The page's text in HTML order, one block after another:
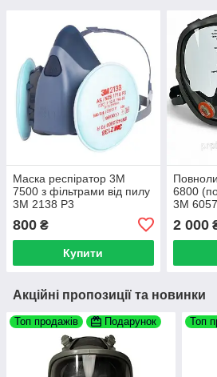
Маска респіратор 3М
7500 з фільтрами від пилу
3М 2138 Р3
800 ₴
Купити
6800
3М
2 000
Акційні пропозиції та новинки
Топ продажів Подарунок Топ